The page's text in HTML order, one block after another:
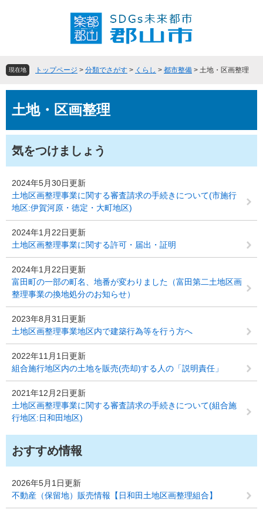
頭
す
飛
し
文
現在地 トップページ > 分類でさがす > くらし > 都市整備 > 土地・区画整理
文土地・区画整理
気をつけましょう
2024年5月30日更新
土地区画整理事業に関する審査請求の手続きについて(市施行
地区:伊賀河原・徳定・大町地区)
2024年1月22日更新
土地区画整理事業に関する許可・届出・証明
2024年1月22日更新
富田町の一部の町名、地番が変わりました（富田第二土地区画
整理事業の換地処分のお知らせ）
2023年8月31日更新
土地区画整理事業地区内で建築行為等を行う方へ
2022年11月1日更新
組合施行地区内の土地を販売(売却)する人の「説明責任」
2021年12月2日更新
土地区画整理事業に関する審査請求の手続きについて(組合施
行地区:日和田地区)
おすすめ情報
2026年5月1日更新
不動産（保留地）販売情報【日和田土地区画整理組合】